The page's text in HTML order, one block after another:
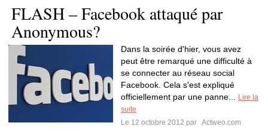
FLASH – Facebook attaqué par
Anonymous?
Dans la soirée d'hier, vous avez
peut être remarqué une difficulté à
se connecter au réseau social
Facebook. Cela s'est expliqué
officiellement par une panne...
Lire la
suite
Le 12 octobre 2012 par Actweo.com